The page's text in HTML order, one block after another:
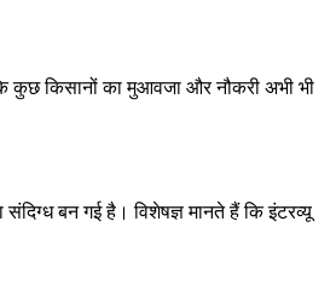
कुछ किसानों का मुआवजा और नौकरी अभी भी
बन गई है। विशेषज्ञ मानते हैं कि इंटरव्यू